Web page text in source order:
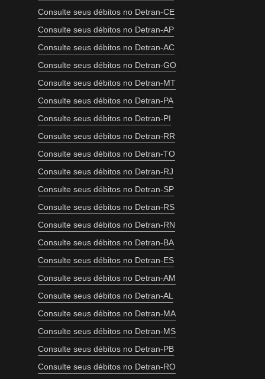
Consulte seus débitos no Detran-CE
Consulte seus débitos no Detran-AP
Consulte seus débitos no Detran-AC
Consulte seus débitos no Detran-GO
Consulte seus débitos no Detran-MT
Consulte seus débitos no Detran-PA
Consulte seus débitos no Detran-PI
Consulte seus débitos no Detran-RR
Consulte seus débitos no Detran-TO
Consulte seus débitos no Detran-RJ
Consulte seus débitos no Detran-SP
Consulte seus débitos no Detran-RS
Consulte seus débitos no Detran-RN
Consulte seus débitos no Detran-BA
Consulte seus débitos no Detran-ES
Consulte seus débitos no Detran-AM
Consulte seus débitos no Detran-AL
Consulte seus débitos no Detran-MA
Consulte seus débitos no Detran-MS
Consulte seus débitos no Detran-PB
Consulte seus débitos no Detran-RO